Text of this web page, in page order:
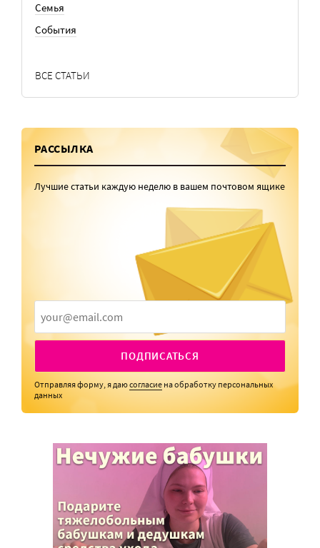
Семья
События
ВСЕ СТАТЬИ
РАССЫЛКА
Лучшие статьи каждую неделю в вашем почтовом ящике
ПОДПИСАТЬСЯ
Отправляя форму, я даюсогласие на обработку персональных
данных